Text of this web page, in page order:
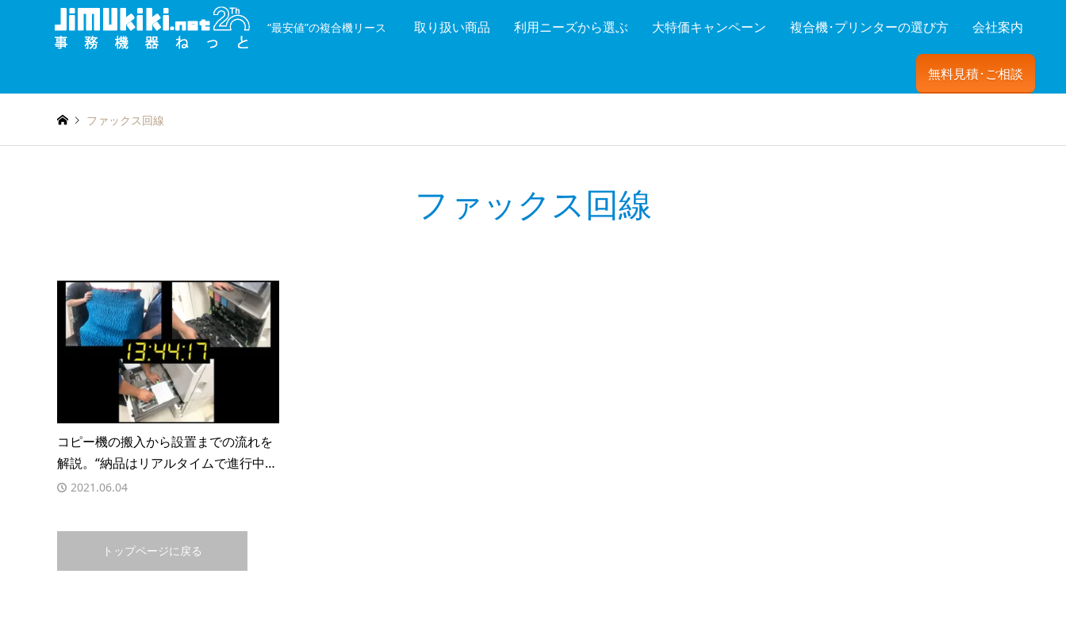
“最安値”の複合機リース 取り扱い商品 利用ニーズから選ぶ 大特価キャンペーン 複合機･プリンターの選び方 会社案内
無料見積･ご相談
ファックス回線
ファックス回線
コピー機の搬入から設置までの流れを
解説。“納品はリアルタイムで進行中…
2021.06.04
トップページに戻る